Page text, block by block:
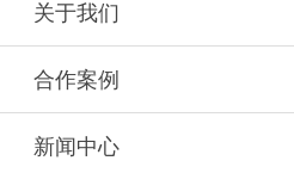
关于我们
合作案例
新闻中心